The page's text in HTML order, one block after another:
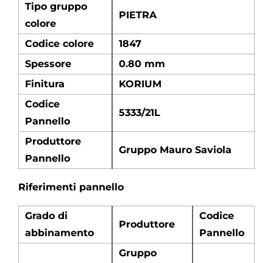
Tipo gruppo
colore
PIETRA
Codice colore
1847
Spessore
0.80 mm
Finitura
KORIUM
Codice
Pannello
5333/21L
Produttore
Pannello
Gruppo Mauro Saviola
Riferimenti pannello
Grado di
abbinamento
Produttore
Codice
Pannello
Gruppo